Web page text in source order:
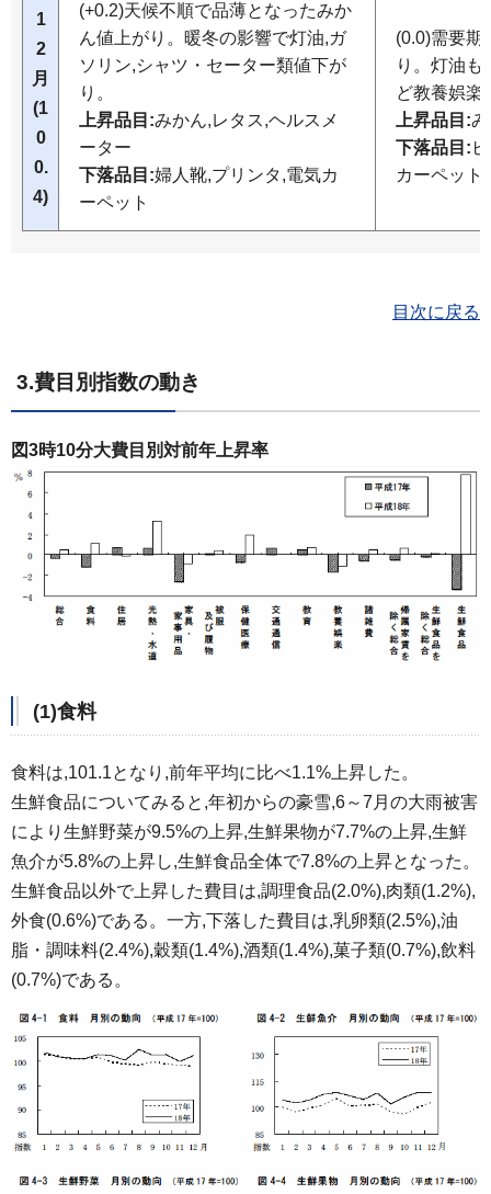
1
2
月
(1
0
0.
4)
(+0.2)天候不順で品薄となったみか
ん値上がり。暖冬の影響で灯油,ガ
ソリン,シャツ・セーター類値下が
り。
上昇品目:みかん,レタス,ヘルスメ
ーター
下落品目:婦人靴,プリンタ,電気カ
ーペット
(0.0)需要期
り。灯油も
ど教養娯楽
上昇品目:
下落品目:
カーペット
目次に戻る
3.費目別指数の動き
図3時10分大費目別対前年上昇率
(1)食料
食料は,101.1となり,前年平均に比べ1.1%上昇した。
生鮮食品についてみると,年初からの豪雪,6～7月の大雨被害
により生鮮野菜が9.5%の上昇,生鮮果物が7.7%の上昇,生鮮
魚介が5.8%の上昇し,生鮮食品全体で7.8%の上昇となった。
生鮮食品以外で上昇した費目は,調理食品(2.0%),肉類(1.2%),
外食(0.6%)である。一方,下落した費目は,乳卵類(2.5%),油
脂・調味料(2.4%),穀類(1.4%),酒類(1.4%),菓子類(0.7%),飲料
(0.7%)である。